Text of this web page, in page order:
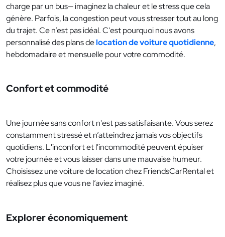
charge par un bus— imaginez la chaleur et le stress que cela
génère. Parfois, la congestion peut vous stresser tout au long
du trajet. Ce n’est pas idéal. C'est pourquoi nous avons
personnalisé des plans delocation de voiture quotidienne,
hebdomadaire et mensuelle pour votre commodité.
Confort et commodité
Une journée sans confort n'est pas satisfaisante. Vous serez
constamment stressé et n’atteindrez jamais vos objectifs
quotidiens. L'inconfort et l'incommodité peuvent épuiser
votre journée et vous laisser dans une mauvaise humeur.
Choisissez une voiture de location chez FriendsCarRental et
réalisez plus que vous ne l’aviez imaginé.
Explorer économiquement